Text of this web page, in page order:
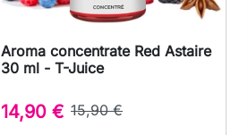
 Γρήγορη προβολή
Aroma concentrate Red Astaire
30 ml - T-Juice
14,90 € 15,90 €